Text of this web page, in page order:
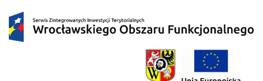
treści